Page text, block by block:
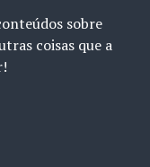
sobre
coisas que a